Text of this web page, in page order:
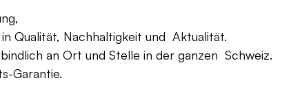
Qualität, Nachhaltigkeit und Aktualität.
an Ort und Stelle in der ganzen Schweiz.
Garantie.